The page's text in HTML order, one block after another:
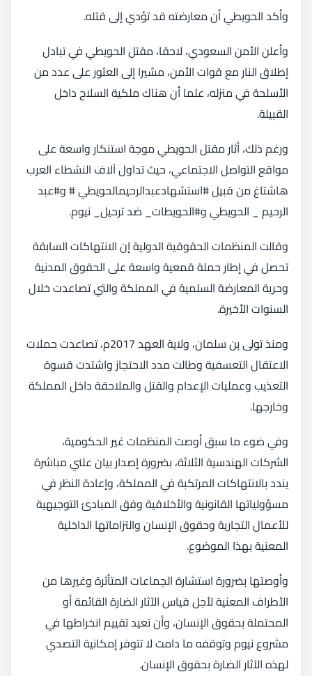
وأكد الحويطي أن معارضته قد تؤدي إلى قتله.
وأعلن الأمن السعودي، لاحقا، مقتل الحويطي في تبادل
إطلاق النار مع قوات الأمن، مشيرا إلى العثور على عدد من
الأسلحة في منزله، علما أن هناك ملكية السلاح داخل
القبيلة.
ورغم ذلك، أثار مقتل الحويطي موجة استنكار واسعة على
مواقع التواصل الاجتماعي، حيث تداول آلاف النشطاء العرب
هاشتاغ من قبيل #استشهادعبدالرحيمالحويطي # و#عبد
الرحيم _ الحويطي و#الحويطات_ ضد ترحيل_ نيوم.
وقالت المنظمات الحقوقية الدولية إن الانتهاكات السابقة
تحصل في إطار حملة قمعية واسعة على الحقوق المدنية
وحرية المعارضة السلمية في المملكة والتي تصاعدت خلال
السنوات الأخيرة.
ومنذ تولى بن سلمان، ولاية العهد 2017م، تصاعدت حملات
الاعتقال التعسفية وطالت مدد الاحتجاز واشتدت قسوة
التعذيب وعمليات الإعدام والقتل والملاحقة داخل المملكة
وخارجها.
وفي ضوء ما سبق أوصت المنظمات غير الحكومية،
الشركات الهندسية الثلاثة، بضرورة إصدار بيان علني مباشرة
يندد بالانتهاكات المرتكبة في المملكة، وإعادة النظر في
مسؤولياتها القانونية والأخلاقية وفق المبادئ التوجيهية
للأعمال التجارية وحقوق الإنسان والتزاماتها الداخلية
المعنية بهذا الموضوع.
وأوصتها بضرورة استشارة الجماعات المتأثرة وغيرها من
الأطراف المعنية لأجل قياس الآثار الضارة القائمة أو
المحتملة بحقوق الإنسان، وأن تعيد تقييم انخراطها في
مشروع نيوم وتوقفه ما دامت لا تتوفر إمكانية التصدي
لهذه الآثار الضارة بحقوق الإنسان.